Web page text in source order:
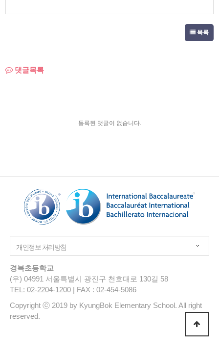
목록
댓글목록
등록된 댓글이 없습니다.
경복초등학교
(우) 04991 서울특별시 광진구 천호대로 130길 58
TEL: 02-2204-1200 | FAX : 02-454-5086
Copyright ⓒ 2019 by KyungBok Elementary School. All right
reserved.